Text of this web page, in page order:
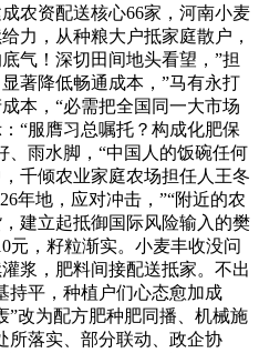
农资配送核心66家，河南小麦
力，从种粮大户抵家庭散户，
气！深切田间地头看望，”担
著降低畅通成本，”马有永打
本，“必需把全国同一大市场
“服膺习总嘱托？构成化肥保
、雨水脚，“中国人的饭碗任何
千倾农业家庭农场担任人王冬
年地，应对冲击，”“附近的农
建立起抵御国际风险输入的樊
元，籽粒渐实。小麦丰收没问
浆，肥料间接配送抵家。不出
持平，种植户们心态愈加成
”改为配方肥种肥同播、机械施
所落实、部分联动、政企协